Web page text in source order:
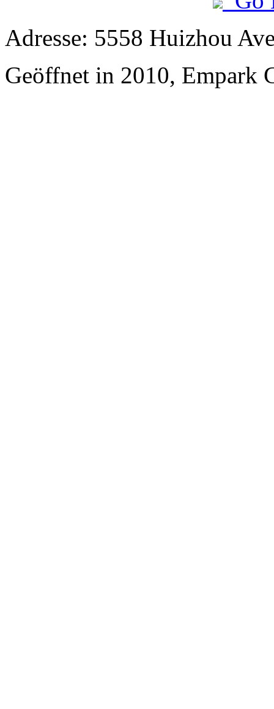
Adresse: 5558 Huizhou
Geöffnet in 2010, Empark